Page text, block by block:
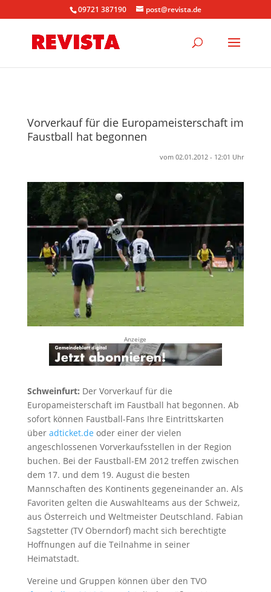
09721 387190 post@revista.de
Vorverkauf für die Europameisterschaft im
Faustball hat begonnen
vom 02.01.2012 - 12:01 Uhr
Anzeige
Schweinfurt: Der Vorverkauf für die
Europameisterschaft im Faustball hat begonnen. Ab
sofort können Faustball-Fans Ihre Eintrittskarten
über adticket.de oder einer der vielen
angeschlossenen Vorverkaufsstellen in der Region
buchen. Bei der Faustball-EM 2012 treffen zwischen
dem 17. und dem 19. August die besten
Mannschaften des Kontinents gegeneinander an. Als
Favoriten gelten die Auswahlteams aus der Schweiz,
aus Österreich und Weltmeister Deutschland. Fabian
Sagstetter (TV Oberndorf) macht sich berechtigte
Hoffnungen auf die Teilnahme in seiner
Heimatstadt.
Vereine und Gruppen können über den TVO